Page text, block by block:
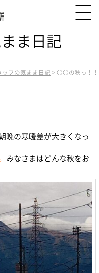
ま日記
ッフの気まま日記 > 〇〇の秋っ！！
晩の寒暖差が大きくなっ
みなさまはどんな秋をお